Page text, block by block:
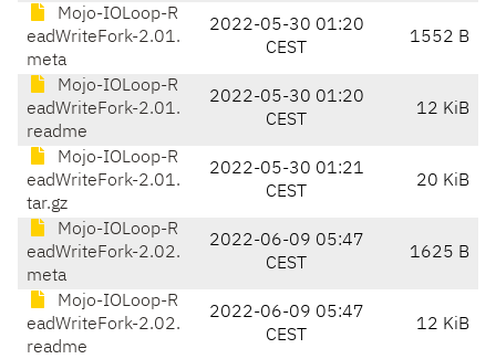
Mojo-IOLoop-R
eadWriteFork-2.01.
meta
2022-05-30 01:20
CEST
1552 B
Mojo-IOLoop-R
eadWriteFork-2.01.
readme
2022-05-30 01:20
CEST
12 KiB
Mojo-IOLoop-R
eadWriteFork-2.01.
tar.gz
2022-05-30 01:21
CEST
20 KiB
Mojo-IOLoop-R
eadWriteFork-2.02.
meta
2022-06-09 05:47
CEST
1625 B
Mojo-IOLoop-R
eadWriteFork-2.02.
readme
2022-06-09 05:47
CEST
12 KiB